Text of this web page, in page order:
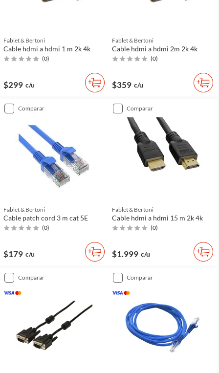
Fablet & Bertoni
Cable hdmi a hdmi 1 m 2k 4k
(0)
$299 c/u
Fablet & Bertoni
Cable hdmi a hdmi 2m 2k 4k
(0)
$359 c/u
comparar
Fablet & Bertoni
Cable patch cord 3 m cat 5E
(0)
$179 c/u
comparar
Fablet & Bertoni
Cable hdmi a hdmi 15 m 2k 4k
(0)
$1.999 c/u
comparar comparar